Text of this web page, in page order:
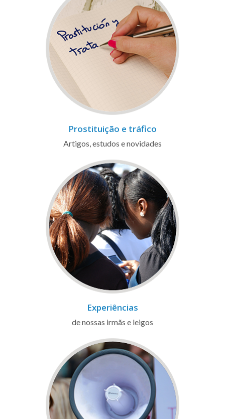
Prostituição e tráfico
Artigos, estudos e novidades
Experiências
de nossas irmãs e leigos